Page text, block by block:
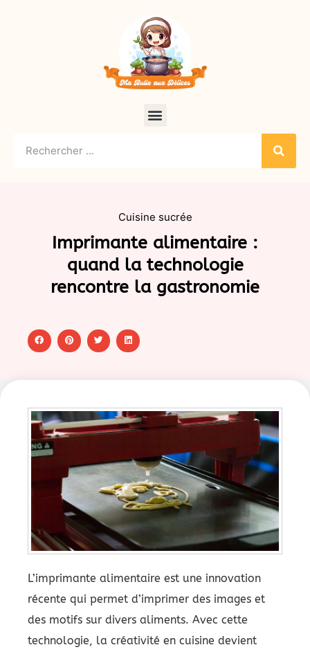
Cuisine sucrée
Imprimante alimentaire :
quand la technologie
rencontre la gastronomie
L’imprimante alimentaire est une innovation
récente qui permet d’imprimer des images et
des motifs sur divers aliments. Avec cette
technologie, la créativité en cuisine devient